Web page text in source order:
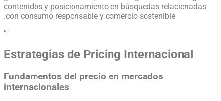
contenidos y posicionamiento en búsquedas relacionadas
con consumo responsable y comercio sostenible.
“`
Estrategias de Pricing Internacional
Fundamentos del precio en mercados
internacionales